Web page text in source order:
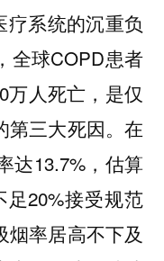
疗系统的沉重负
全球COPD患者
万人死亡，是仅
第三大死因。在
达13.7%，估算
20%接受规范
率居高不下及